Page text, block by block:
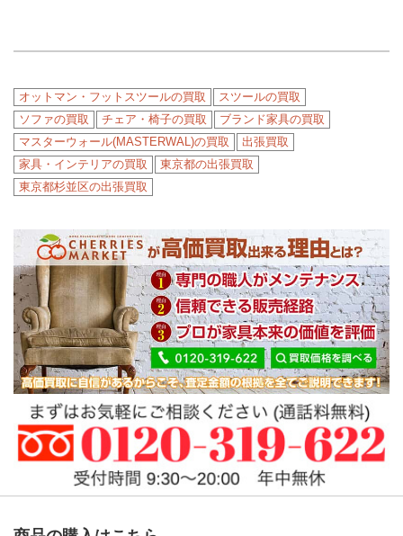
オットマン・フットスツールの買取
スツールの買取
ソファの買取
チェア・椅子の買取
ブランド家具の買取
マスターウォール(MASTERWAL)の買取
出張買取
家具・インテリアの買取
東京都の出張買取
東京都杉並区の出張買取